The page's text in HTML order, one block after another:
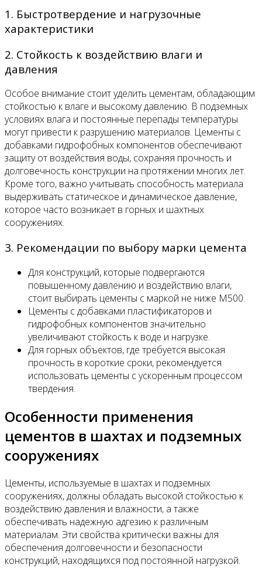
1. Быстротвердение и нагрузочные
характеристики
2. Стойкость к воздействию влаги и
давления
Особое внимание стоит уделить цементам, обладающим
стойкостью к влаге и высокому давлению. В подземных
условиях влага и постоянные перепады температуры
могут привести к разрушению материалов. Цементы с
добавками гидрофобных компонентов обеспечивают
защиту от воздействия воды, сохраняя прочность и
долговечность конструкции на протяжении многих лет.
Кроме того, важно учитывать способность материала
выдерживать статическое и динамическое давление,
которое часто возникает в горных и шахтных
сооружениях.
3. Рекомендации по выбору марки цемента
Для конструкций, которые подвергаются
повышенному давлению и воздействию влаги,
стоит выбирать цементы с маркой не ниже М500.
Цементы с добавками пластификаторов и
гидрофобных компонентов значительно
увеличивают стойкость к воде и нагрузке.
Для горных объектов, где требуется высокая
прочность в короткие сроки, рекомендуется
использовать цементы с ускоренным процессом
твердения.
Особенности применения
цементов в шахтах и подземных
сооружениях
Цементы, используемые в шахтах и подземных
сооружениях, должны обладать высокой стойкостью к
воздействию давления и влажности, а также
обеспечивать надежную адгезию к различным
материалам. Эти свойства критически важны для
обеспечения долговечности и безопасности
конструкций, находящихся под постоянной нагрузкой.